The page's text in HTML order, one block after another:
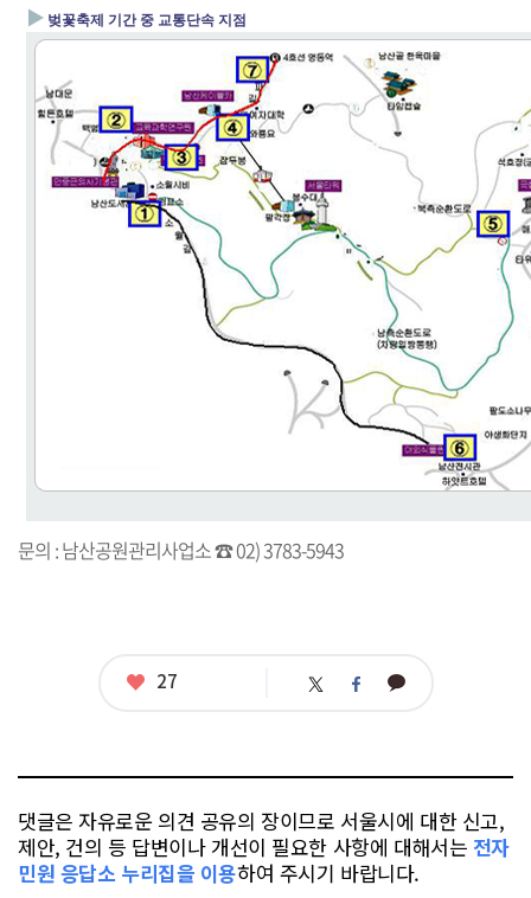
▶ 벚꽃축제 기간 중 교통단속 지점
문의 : 남산공원관리사업소 ☎ 02) 3783-5943
좋
27 트 페 카
댓글은 자유로운 의견 공유의 장이므로 서울시에 대한 신고,
제안, 건의 등 답변이나 개선이 필요한 사항에 대해서는 전자
민원 응답소 누리집을 이용하여 주시기 바랍니다.